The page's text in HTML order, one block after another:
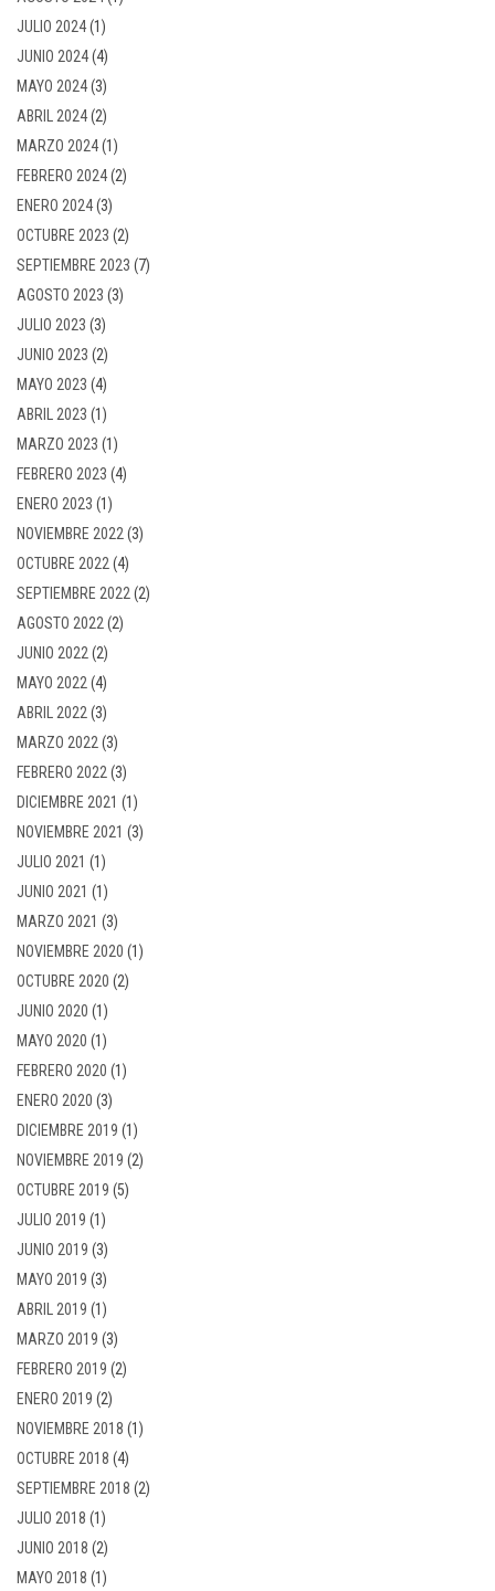
JULIO 2024(1)
JUNIO 2024(4)
MAYO 2024(3)
ABRIL 2024(2)
MARZO 2024(1)
FEBRERO 2024(2)
ENERO 2024(3)
OCTUBRE 2023 (2)
SEPTIEMBRE 2023 (7)
AGOSTO 2023 (3)
JULIO 2023 (3)
JUNIO 2023 (2)
MAYO 2023 (4)
ABRIL 2023 (1)
MARZO 2023 (1)
FEBRERO 2023 (4)
ENERO 2023 (1)
NOVIEMBRE 2022 (3)
OCTUBRE 2022 (4)
SEPTIEMBRE 2022 (2)
AGOSTO 2022 (2)
JUNIO 2022 (2)
MAYO 2022 (4)
ABRIL 2022 (3)
MARZO 2022 (3)
FEBRERO 2022 (3)
DICIEMBRE 2021 (1)
NOVIEMBRE 2021 (3)
JULIO 2021 (1)
JUNIO 2021 (1)
MARZO 2021 (3)
NOVIEMBRE 2020 (1)
OCTUBRE 2020 (2)
JUNIO 2020 (1)
MAYO 2020 (1)
FEBRERO 2020 (1)
ENERO 2020 (3)
DICIEMBRE 2019 (1)
NOVIEMBRE 2019 (2)
OCTUBRE 2019 (5)
JULIO 2019 (1)
JUNIO 2019 (3)
MAYO 2019 (3)
ABRIL 2019 (1)
MARZO 2019 (3)
FEBRERO 2019 (2)
ENERO 2019 (2)
NOVIEMBRE 2018 (1)
OCTUBRE 2018 (4)
SEPTIEMBRE 2018 (2)
JULIO 2018 (1)
JUNIO 2018 (2)
MAYO 2018 (1)